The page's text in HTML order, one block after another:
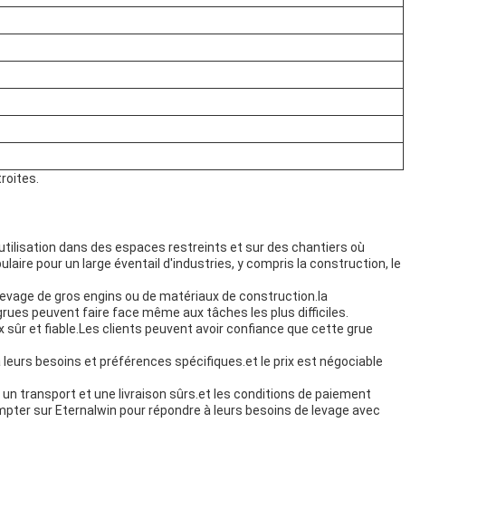
dans des espaces restreints et sur des chantiers où
pour un large éventail d'industries, y compris la construction, le
de gros engins ou de matériaux de construction.la
peuvent faire face même aux tâches les plus difficiles.
sûr et fiable.Les clients peuvent avoir confiance que cette grue
besoins et préférences spécifiques.et le prix est négociable
transport et une livraison sûrs.et les conditions de paiement
sur Eternalwin pour répondre à leurs besoins de levage avec